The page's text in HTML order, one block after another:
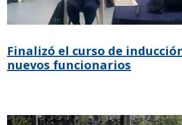
Finalizó el curso de
nuevos funcionarios